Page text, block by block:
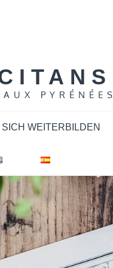
PYRÉNÉES
SICH WEITERBILDEN